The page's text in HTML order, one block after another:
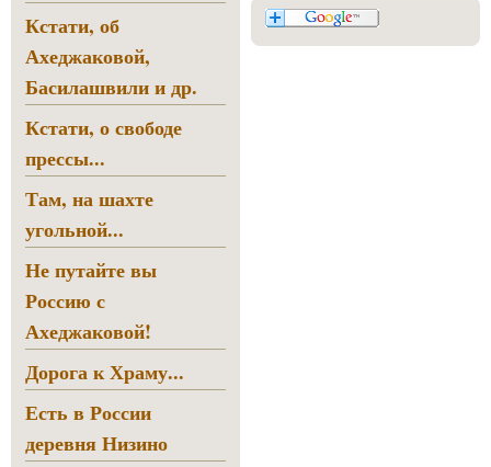
Кстати, об
Ахеджаковой,
Басилашвили и др.
Кстати, о свободе
прессы...
Там, на шахте
угольной...
Не путайте вы
Россию с
Ахеджаковой!
Дорога к Храму...
Есть в России
деревня Низино